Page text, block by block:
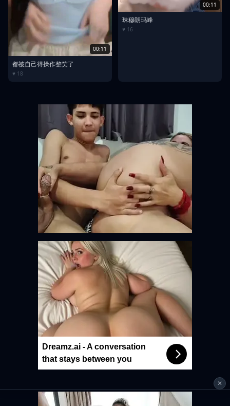
00:11
都被自己得操作整笑了
♥ 18
00:11
珠穆朗玛峰
♥ 16
Dreamz.ai - A conversation
that stays between you
✕